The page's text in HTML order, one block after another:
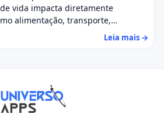
vida impacta diretamente
alimentação, transporte,…
Leia mais →